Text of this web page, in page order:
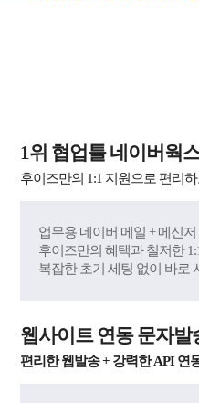
1위 협업툴 네이버웍
후이즈만의 1:1 지원으로 편리
업무용 네이버 메일 + 메신
후이즈만의 혜택과 철저한
복잡한 초기 세팅 없이 바로
웹사이트 연동 문자발
편리한 웹발송 + 강력한 API 연